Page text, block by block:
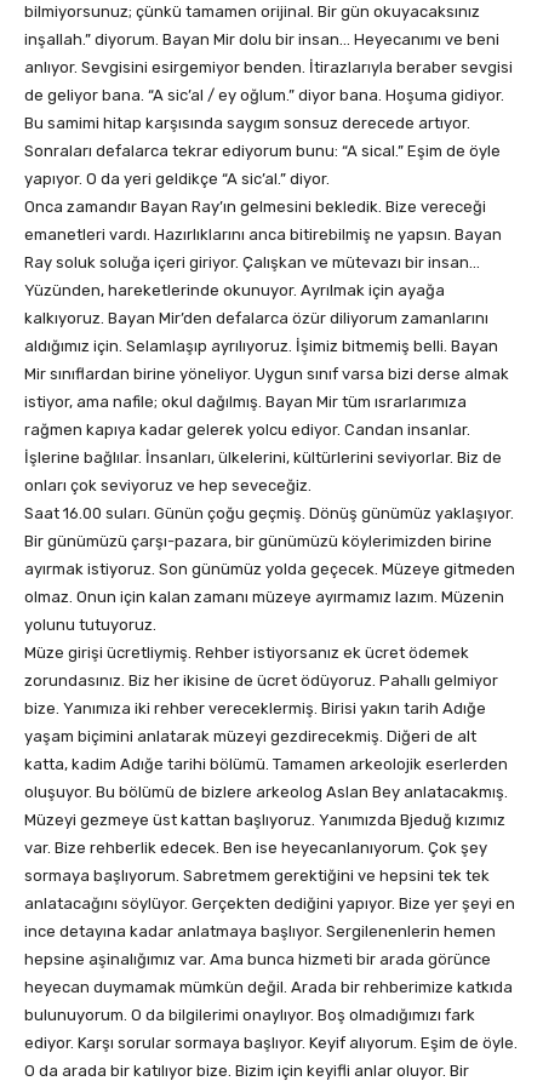
bilmiyorsunuz; çünkü tamamen orijinal. Bir gün okuyacaksınız
inşallah.” diyorum. Bayan Mir dolu bir insan… Heyecanımı ve beni
anlıyor. Sevgisini esirgemiyor benden. İtirazlarıyla beraber sevgisi
de geliyor bana. “A sic’al / ey oğlum.” diyor bana. Hoşuma gidiyor.
Bu samimi hitap karşısında saygım sonsuz derecede artıyor.
Sonraları defalarca tekrar ediyorum bunu: “A sical.” Eşim de öyle
yapıyor. O da yeri geldikçe “A sic’al.” diyor.
Onca zamandır Bayan Ray’ın gelmesini bekledik. Bize vereceği
emanetleri vardı. Hazırlıklarını anca bitirebilmiş ne yapsın. Bayan
Ray soluk soluğa içeri giriyor. Çalışkan ve mütevazı bir insan…
Yüzünden, hareketlerinde okunuyor. Ayrılmak için ayağa
kalkıyoruz. Bayan Mir’den defalarca özür diliyorum zamanlarını
aldığımız için. Selamlaşıp ayrılıyoruz. İşimiz bitmemiş belli. Bayan
Mir sınıflardan birine yöneliyor. Uygun sınıf varsa bizi derse almak
istiyor, ama nafile; okul dağılmış. Bayan Mir tüm ısrarlarımıza
rağmen kapıya kadar gelerek yolcu ediyor. Candan insanlar.
İşlerine bağlılar. İnsanları, ülkelerini, kültürlerini seviyorlar. Biz de
onları çok seviyoruz ve hep seveceğiz.
Saat 16.00 suları. Günün çoğu geçmiş. Dönüş günümüz yaklaşıyor.
Bir günümüzü çarşı-pazara, bir günümüzü köylerimizden birine
ayırmak istiyoruz. Son günümüz yolda geçecek. Müzeye gitmeden
olmaz. Onun için kalan zamanı müzeye ayırmamız lazım. Müzenin
yolunu tutuyoruz.
Müze girişi ücretliymiş. Rehber istiyorsanız ek ücret ödemek
zorundasınız. Biz her ikisine de ücret ödüyoruz. Pahallı gelmiyor
bize. Yanımıza iki rehber vereceklermiş. Birisi yakın tarih Adığe
yaşam biçimini anlatarak müzeyi gezdirecekmiş. Diğeri de alt
katta, kadim Adığe tarihi bölümü. Tamamen arkeolojik eserlerden
oluşuyor. Bu bölümü de bizlere arkeolog Aslan Bey anlatacakmış.
Müzeyi gezmeye üst kattan başlıyoruz. Yanımızda Bjeduğ kızımız
var. Bize rehberlik edecek. Ben ise heyecanlanıyorum. Çok şey
sormaya başlıyorum. Sabretmem gerektiğini ve hepsini tek tek
anlatacağını söylüyor. Gerçekten dediğini yapıyor. Bize yer şeyi en
ince detayına kadar anlatmaya başlıyor. Sergilenenlerin hemen
hepsine aşinalığımız var. Ama bunca hizmeti bir arada görünce
heyecan duymamak mümkün değil. Arada bir rehberimize katkıda
bulunuyorum. O da bilgilerimi onaylıyor. Boş olmadığımızı fark
ediyor. Karşı sorular sormaya başlıyor. Keyif alıyorum. Eşim de öyle.
O da arada bir katılıyor bize. Bizim için keyifli anlar oluyor. Bir